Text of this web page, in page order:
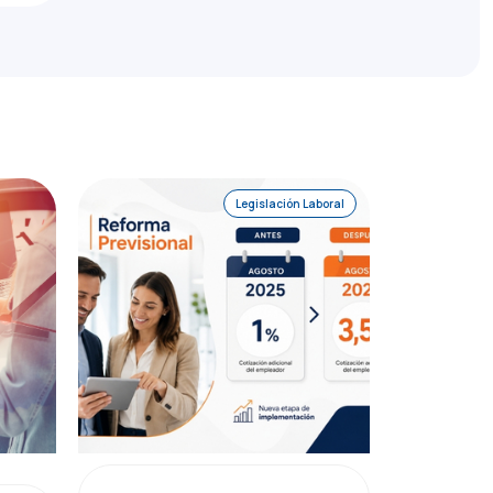
Legislación Laboral